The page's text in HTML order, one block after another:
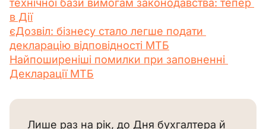
в Дії
єДозвіл: бізнесу стало легше подати
декларацію відповідності МТБ
Найпоширеніші помилки при заповненні
Декларації МТБ
Лише раз на рік, до Дня бухгалтера й